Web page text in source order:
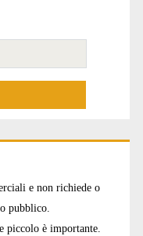
e non richiede o
pubblico.
piccolo è importante.